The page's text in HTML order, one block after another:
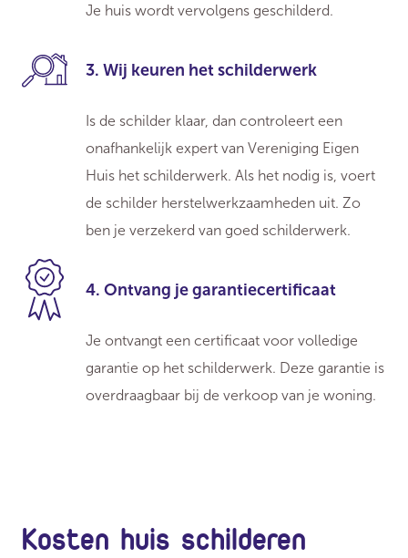
Je huis wordt vervolgens geschilderd.
3. Wij keuren het schilderwerk
Is de schilder klaar, dan controleert een
onafhankelijk expert van Vereniging Eigen
Huis het schilderwerk. Als het nodig is, voert
de schilder herstelwerkzaamheden uit. Zo
ben je verzekerd van goed schilderwerk.
4. Ontvang je garantiecertificaat
Je ontvangt een certificaat voor volledige
garantie op het schilderwerk. Deze garantie is
overdraagbaar bij de verkoop van je woning.
Kosten huis schilderen